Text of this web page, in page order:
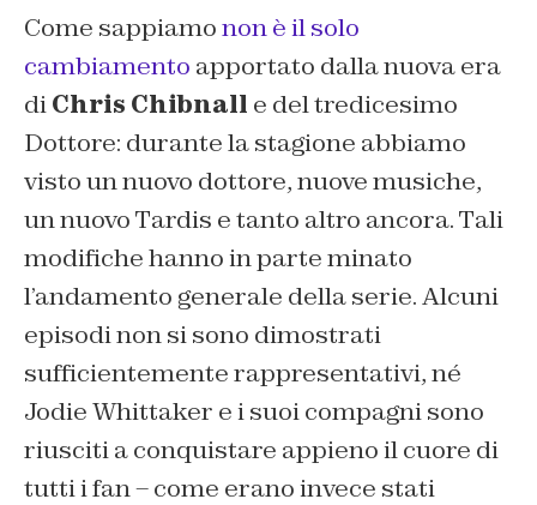
Come sappiamonon è il solo
cambiamento apportato dalla nuova era
diChris Chibnall e del tredicesimo
Dottore: durante la stagione abbiamo
visto un nuovo dottore, nuove musiche,
un nuovo Tardis e tanto altro ancora. Tali
modifiche hanno in parte minato
l’andamento generale della serie. Alcuni
episodi non si sono dimostrati
sufficientemente rappresentativi, né
Jodie Whittaker e i suoi compagni sono
riusciti a conquistare appieno il cuore di
tutti i fan – come erano invece stati